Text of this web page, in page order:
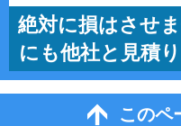
絶対に損はさせ
にも他社と見積
このペ